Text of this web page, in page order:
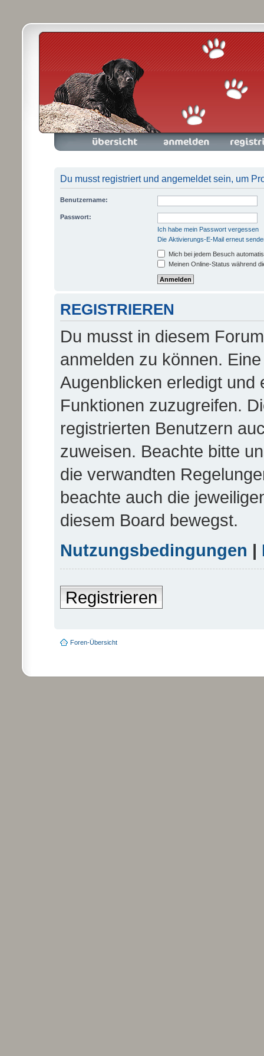
Foren-Übersicht Anmelden Registrieren
Du musst registriert und angemeldet sein, um
Benutzername:
Passwort:
Ich habe mein Passwort vergessen
Die Aktivierungs-E-Mail erneut
Mich bei jedem Besuch
Meinen Online-Status während
REGISTRIEREN
Du musst in diesem
anmelden zu können.
Augenblicken erledigt und
Funktionen zuzugreifen.
registrierten Benutzern
zuweisen. Beachte bitte
die verwandten
beachte auch die
diesem Board bewegst.
Nutzungsbedingungen |
Registrieren
Foren-Übersicht